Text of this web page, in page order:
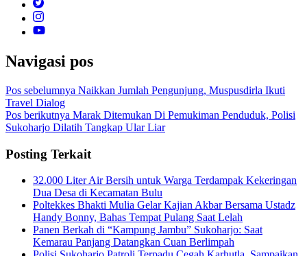
Navigasi pos
Pos sebelumnya Naikkan Jumlah Pengunjung, Muspusdirla Ikuti
Travel Dialog
Pos berikutnya Marak Ditemukan Di Pemukiman Penduduk, Polisi
Sukoharjo Dilatih Tangkap Ular Liar
Posting Terkait
32.000 Liter Air Bersih untuk Warga Terdampak Kekeringan
Dua Desa di Kecamatan Bulu
Poltekkes Bhakti Mulia Gelar Kajian Akbar Bersama Ustadz
Handy Bonny, Bahas Tempat Pulang Saat Lelah
Panen Berkah di “Kampung Jambu” Sukoharjo: Saat
Kemarau Panjang Datangkan Cuan Berlimpah